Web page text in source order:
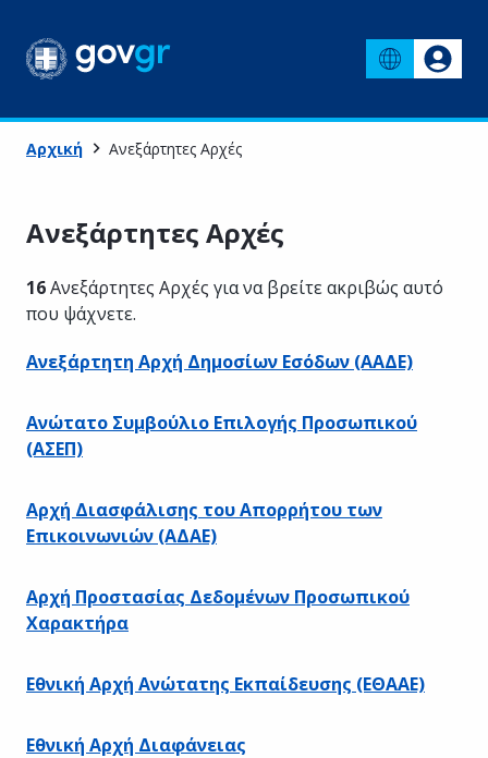
Αρχική Ανεξάρτητες Αρχές
Ανεξάρτητες Αρχές
16Ανεξάρτητες Αρχές για να βρείτε ακριβώς αυτό
που ψάχνετε.
Ανεξάρτητη Αρχή Δημοσίων Εσόδων (ΑΑΔΕ)
Ανώτατο Συμβούλιο Επιλογής Προσωπικού
(ΑΣΕΠ)
Αρχή Διασφάλισης του Απορρήτου των
Επικοινωνιών (ΑΔΑΕ)
Αρχή Προστασίας Δεδομένων Προσωπικού
Χαρακτήρα
Εθνική Αρχή Ανώτατης Εκπαίδευσης (ΕΘΑΑΕ)
Εθνική Αρχή Διαφάνειας